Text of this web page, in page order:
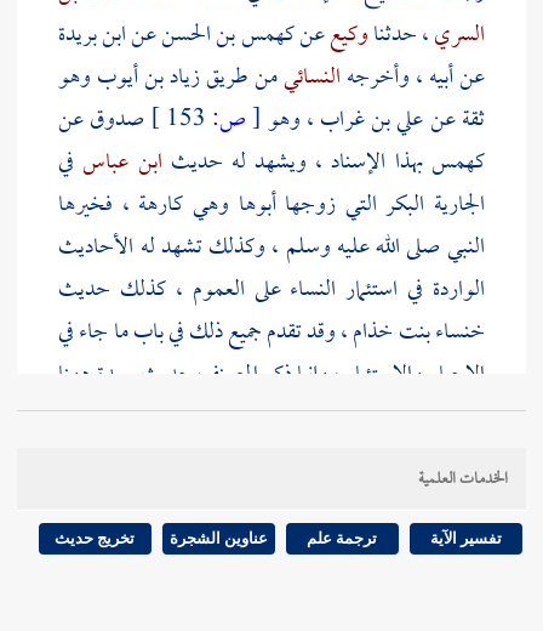
السري، حدثناوكيععنكهمس بن الحسنعنابن بريدة
عن أبيه ، وأخرجهالنسائيمن طريقزياد بن أيوبوهو
ثقة عنعلي بن غراب، وهو[ص:
صدوق عن
كهمسبهذا الإسناد ، ويشهد له حديث ابن عباس في
الجارية البكر التي زوجها أبوها وهي كارهة ، فخيرها
النبي صلى الله عليه وسلم ، وكذلك تشهد له الأحاديث
الواردة في استئمار النساء على العموم ، كذلك حديث
خنساء بنت خذام، وقد تقدم جميع ذلك في باب ما جاء في
الإجبار والاستئمار ، وإنما ذكر المصنف حديث
بريدة ههنا
لقولها فيه : " ليرفع بي خسيسته " فإن ذلك مشعر بأنه غير
كفء لها
وحديثأبي حاتم المزنيذكر المصنف أنالترمذيحسنه
الخدمات العلمية
تفسير الآية ترجمة علم عناوين الشجرة تخريج حديث